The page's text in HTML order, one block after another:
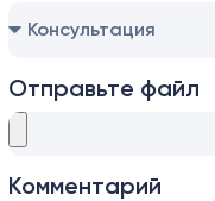
Отправьте файл
Комментарий